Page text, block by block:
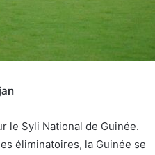
le Syli National de Guinée.
éliminatoires, la Guinée se